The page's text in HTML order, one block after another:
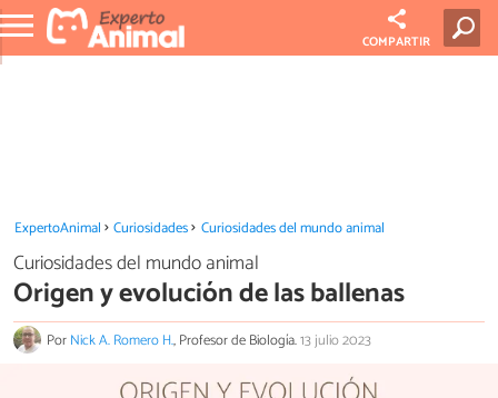
COMPARTIR
ExpertoAnimal Curiosidades Curiosidades del mundo animal
Curiosidades del mundo animal
Origen y evolución de las ballenas
PorNick A. Romero H., Profesor de Biología.13 julio 2023